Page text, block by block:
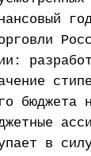
бюджета
в